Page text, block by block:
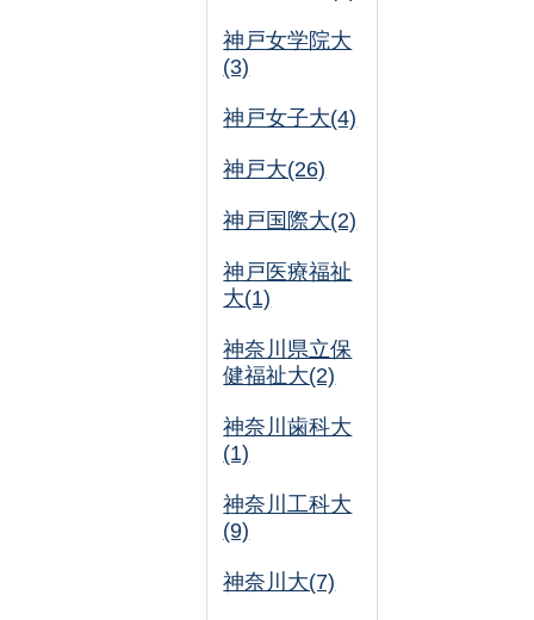
神戸女学院大
(3)
神戸女子大(4)
神戸大(26)
神戸国際大(2)
神戸医療福祉
大(1)
神奈川県立保
健福祉大(2)
神奈川歯科大
(1)
神奈川工科大
(9)
神奈川大(7)